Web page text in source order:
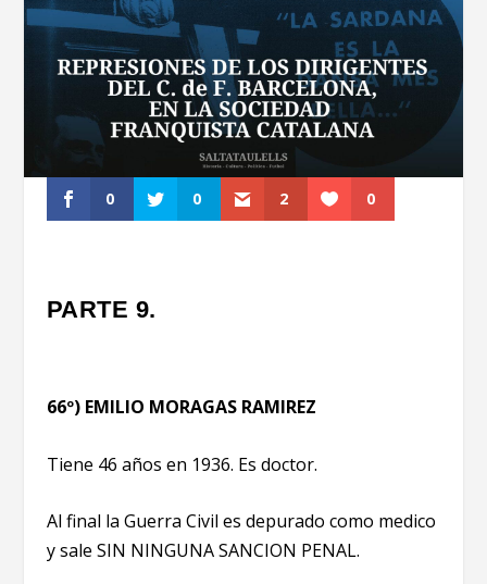
0 0 2 0
PARTE 9.
66º) EMILIO MORAGAS RAMIREZ
Tiene 46 años en 1936. Es doctor.
Al final la Guerra Civil es depurado como medico
y sale SIN NINGUNA SANCION PENAL.